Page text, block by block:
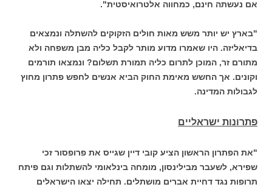
אם נעשתה חינם, כמחווה אלטרואיסטית".
"בארץ יש יותר משש מאות חולים הזקוקים להשתלה ונמצאים
בדיאליזה. היו שאמרו מדוע מותר לקבל כליה מבן משפחה ולא
מתורם זר, המוכן לתרום כליה תמורת תשלום? ונמצאו תורמים
וקונים. אך החשש מאימת החוק הביא אנשים לחפש פתרון מחוץ
לגבולות המדינה.
פתרונות ישראליים
"את הפתרון הראשון הציע קובי דיין שגייס את פרופסור זכי
שפירא, לשעבר מבילינסון, מומחה בינלאומי להשתלות וגם פיתח
תרופות נגד דחיית אברים מושתלים. תחילה יצאו הישראלים